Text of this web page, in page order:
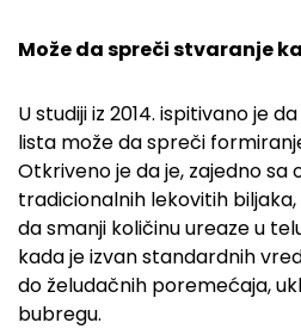
Može da spreči stvaranje
U studiji iz 2014. ispitivano je
lista može da spreči
Otkriveno je da je, zajedno sa
tradicionalnih lekovitih
da smanji količinu ureaze u
kada je izvan standardnih
do želudačnih poremećaja,
bubregu.